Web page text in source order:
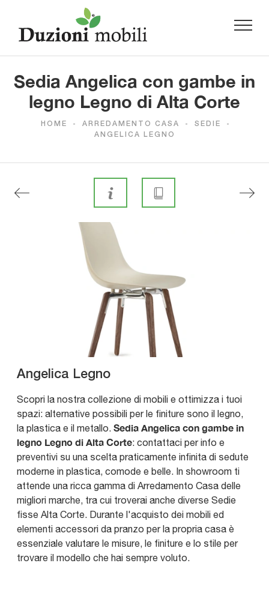
Sedia Angelica con gambe in
legno Legno di Alta Corte
HOME - ARREDAMENTO CASA - SEDIE
-
ANGELICA LEGNO
Angelica Legno
Scopri la nostra collezione di mobili e ottimizza i tuoi
spazi: alternative possibili per le finiture sono il legno,
la plastica e il metallo. Sedia Angelica con gambe in
legno Legno di Alta Corte: contattaci per info e
preventivi su una scelta praticamente infinita di sedute
moderne in plastica, comode e belle. In showroom ti
attende una ricca gamma di Arredamento Casa delle
migliori marche, tra cui troverai anche diverse Sedie
fisse Alta Corte. Durante l'acquisto dei mobili ed
elementi accessori da pranzo per la propria casa è
essenziale valutare le misure, le finiture e lo stile per
trovare il modello che hai sempre voluto.